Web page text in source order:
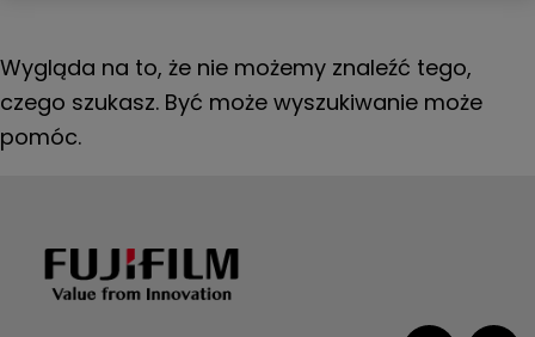
Wygląda na to, że nie możemy znaleźć tego,
czego szukasz. Być może wyszukiwanie może
pomóc.